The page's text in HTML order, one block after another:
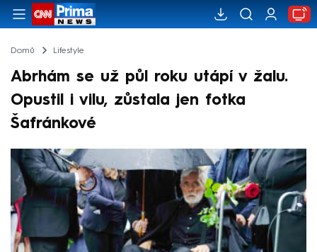
Domů Lifestyle
Abrhám se už půl roku utápí v žalu.
Opustil i vilu, zůstala jen fotka
Šafránkové